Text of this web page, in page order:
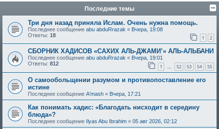
к
Последние темы
Три дня назад приняла Ислам. Очень нужна помощь.
Последнее сообщение abu abduRrazak « Вчера, 19:08
Ответы: 18 1 2
СБОРНИК ХАДИСОВ «САХИХ АЛЬ-ДЖАМИ’» АЛЬ-АЛЬБАНИ
Последнее сообщение abu abduRrazak « Вчера, 19:01
Ответы: 812 1 … 52 53 54 55
О самообольщении разумом и противопоставление его
истине
Последнее сообщение A'mash « Вчера, 17:21
Как понимать хадис: «Благодать нисходит в середину
блюда»?
Последнее сообщение Ilyas Abu Ibrahim « 05 авг 2026, 02:12